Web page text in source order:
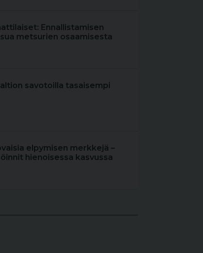
Ennallistamisen
metsurien osaamisesta
savotoilla tasaisempi
elpymisen merkkejä –
hienoisessa kasvussa